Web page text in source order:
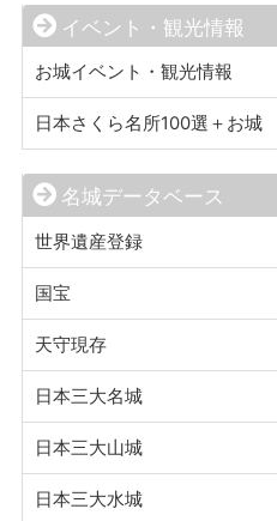
イベント・観光情報
お城イベント・観光情報
日本さくら名所100選＋お城
名城データベース
世界遺産登録
国宝
天守現存
日本三大名城
日本三大山城
日本三大水城